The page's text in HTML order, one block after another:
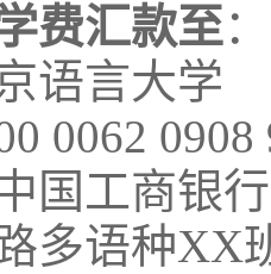
费汇款至：
语言大学
0062 0908
国工商银
多语种XX